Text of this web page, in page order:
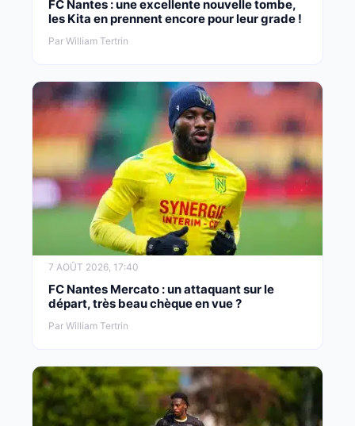
FC Nantes : une excellente nouvelle tombe,
les Kita en prennent encore pour leur grade !
Par William Tertrin
7 AOÛT 2026, 17:40
FC Nantes Mercato : un attaquant sur le
départ, très beau chèque en vue ?
Par William Tertrin